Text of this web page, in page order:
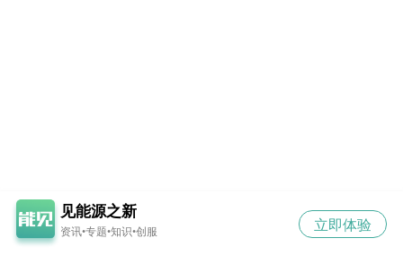
见能源之新
资讯•专题•知识•创服 立即体验